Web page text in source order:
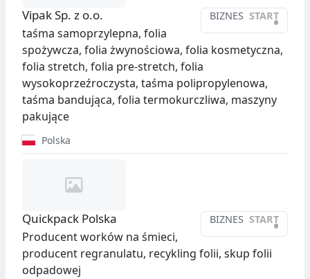
BIZNES START
•
Vipak Sp. z o.o.
taśma samoprzylepna, folia
spożywcza, folia żwynościowa, folia kosmetyczna,
folia stretch, folia pre-stretch, folia
wysokoprzeźroczysta, taśma polipropylenowa,
taśma bandująca, folia termokurczliwa, maszyny
pakujące
Polska
BIZNES START
•
Quickpack Polska
Producent worków na śmieci,
producent regranulatu, recykling folii, skup folii
odpadowej